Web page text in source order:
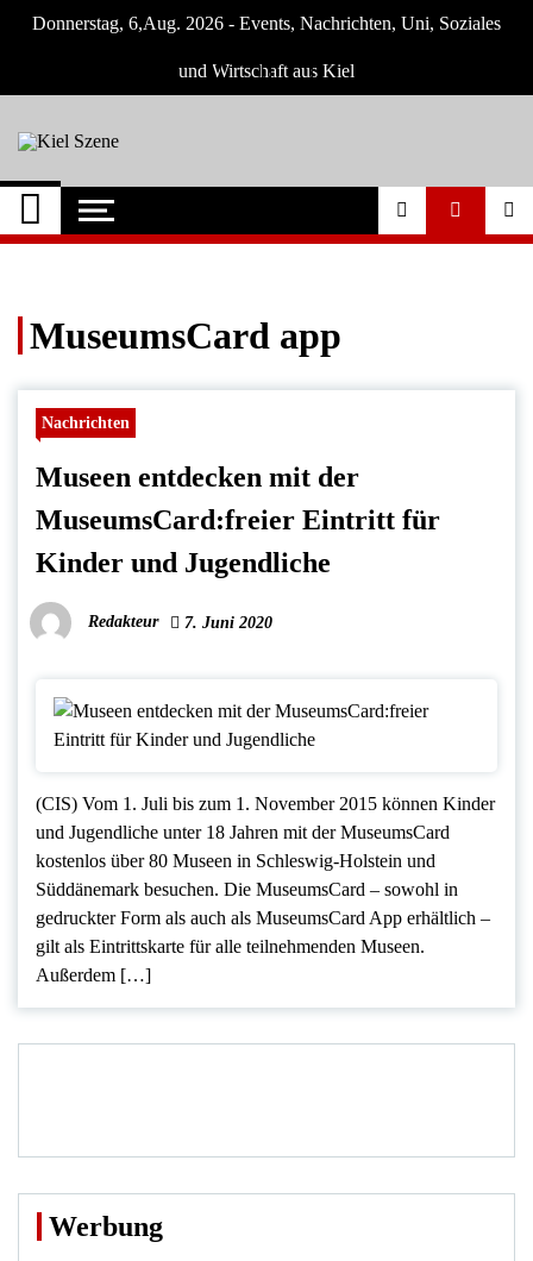
Skip
Donnerstag, 6,Aug. 2026 - Events, Nachrichten, Uni, Soziales
und Wirtschaft aus Kiel
Kiel Szene
Neuigkeiten und Nachrichten aus Kiel und
Umgebung
MuseumsCard app
Nachrichten
Museen entdecken mit der
MuseumsCard:freier Eintritt für
Kinder und Jugendliche
Redakteur 7. Juni 2020
(CIS) Vom 1. Juli bis zum 1. November 2015 können Kinder
und Jugendliche unter 18 Jahren mit der MuseumsCard
kostenlos über 80 Museen in Schleswig-Holstein und
Süddänemark besuchen. Die MuseumsCard – sowohl in
gedruckter Form als auch als MuseumsCard App erhältlich –
gilt als Eintrittskarte für alle teilnehmenden Museen.
Außerdem […]
Werbung